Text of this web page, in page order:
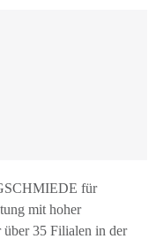
für
mit hoher
über 35 Filialen in der